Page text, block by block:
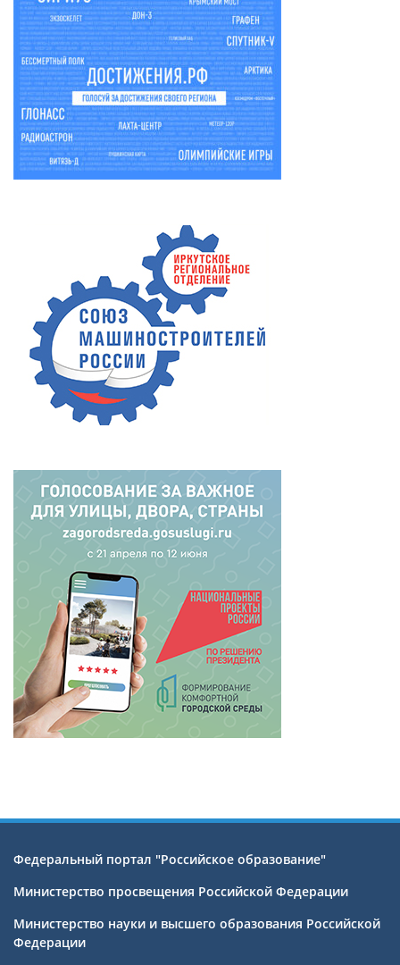
Федеральный портал "Российское образование"
Министерство просвещения Российской Федерации
Министерство науки и высшего образования Российской
Федерации